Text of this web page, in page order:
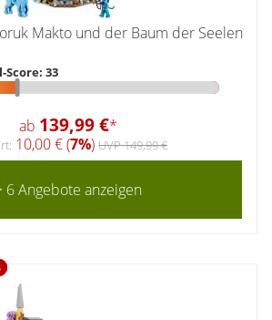
Makto und der Baum der Seelen
Score: 33
ab 139,99 €*
10,00 € (7%) UVP 149,99 €
6 Angebote anzeigen